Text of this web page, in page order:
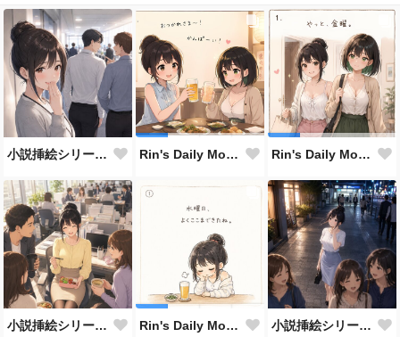
小説挿絵シリーズ/Series of small fiction illust Rin's Daily Moments #124 Rin's Daily Moments #123
小説挿絵シリーズ/Series of small fiction illust Rin's Daily Moments #122 小説挿絵シリーズ/Series of small fiction illust